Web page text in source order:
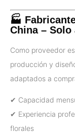
🏭
China –
Como proveedor
producción y
adaptados a
✔ Capacidad
✔ Experiencia
florales